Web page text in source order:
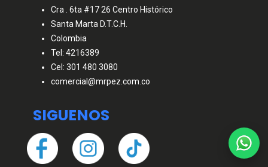
Cra . 6ta #17 26 Centro Histórico
Santa Marta D.T.C.H.
Colombia
Tel: 4216389
Cel: 301 480 3080
comercial@mrpez.com.co
SIGUENOS